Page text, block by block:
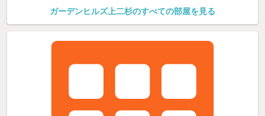
ガーデンヒルズ上二杉のすべての部屋を見る